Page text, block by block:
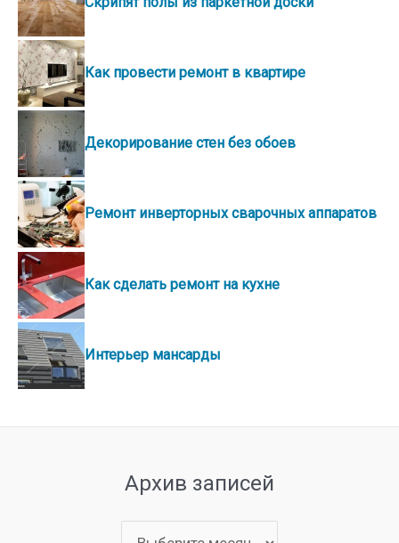
Как провести ремонт в квартире
Декорирование стен без обоев
Ремонт инверторных сварочных аппаратов
Как сделать ремонт на кухне
Интерьер мансарды
Архив записей